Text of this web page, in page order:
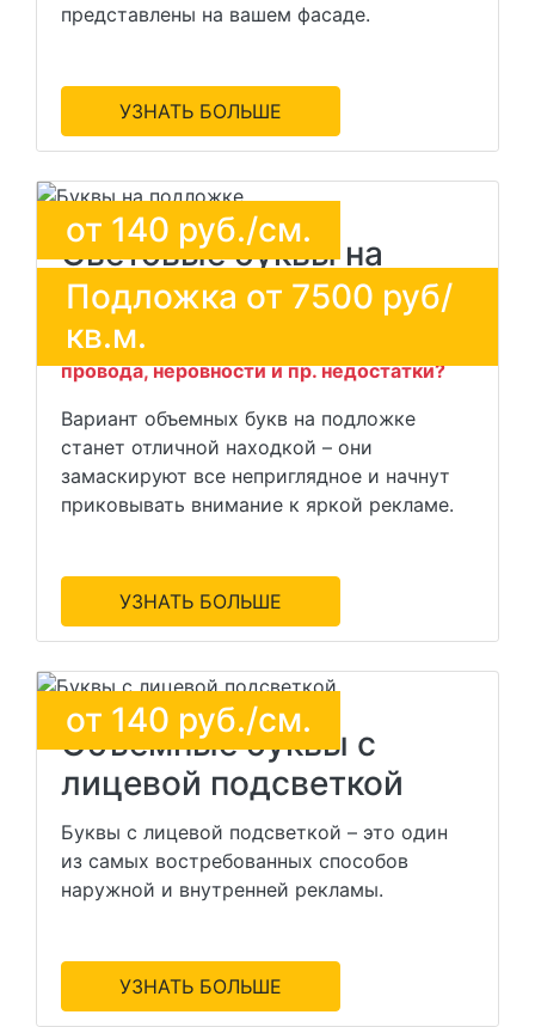
представлены на вашем фасаде.
УЗНАТЬ БОЛЬШЕ
от 140 руб./см.
Подложка от 7500 руб/
кв.м.
Световые буквы на
подложке
Планируете спрятать дефекты здания,
провода, неровности и пр. недостатки?
Вариант объемных букв на подложке
станет отличной находкой – они
замаскируют все неприглядное и начнут
приковывать внимание к яркой рекламе.
УЗНАТЬ БОЛЬШЕ
от 140 руб./см.
Объемные буквы с
лицевой подсветкой
Буквы с лицевой подсветкой – это один
из самых востребованных способов
наружной и внутренней рекламы.
УЗНАТЬ БОЛЬШЕ